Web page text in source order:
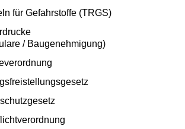
für Gefahrstoffe (TRGS)
/ Baugenehmigung)